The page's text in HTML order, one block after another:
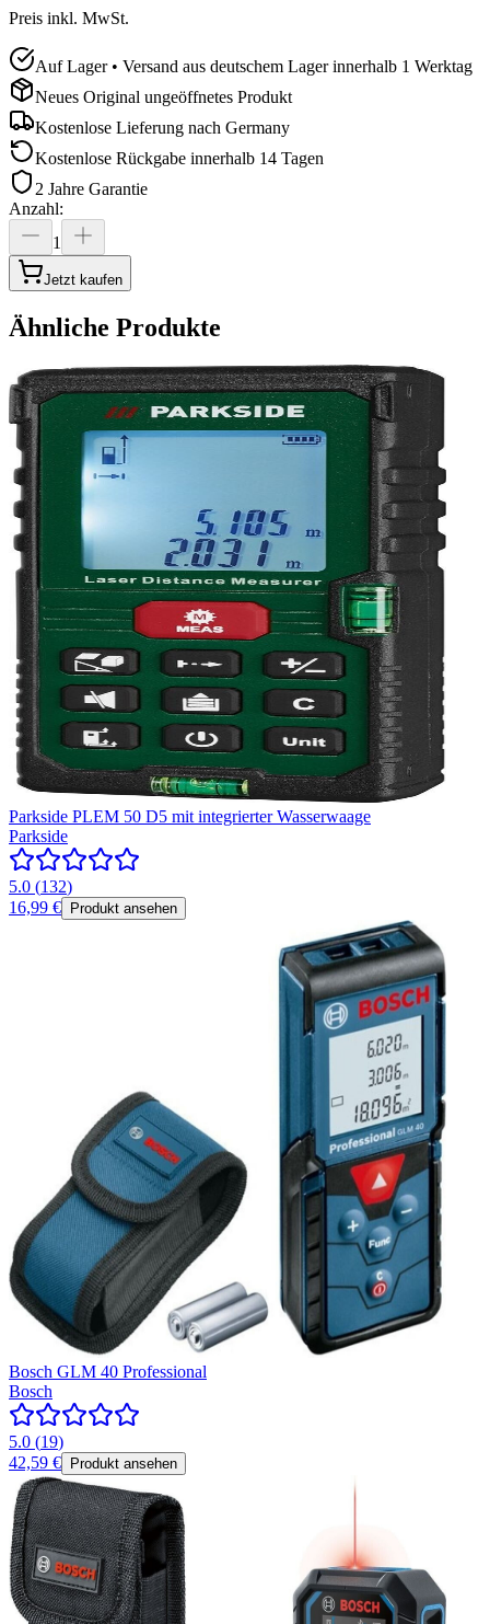
Preis inkl. MwSt.
Auf Lager • Versand aus deutschem Lager innerhalb 1 Werktag
Neues Original ungeöffnetes Produkt
Kostenlose Lieferung nach Germany
Kostenlose Rückgabe innerhalb 14 Tagen
2 Jahre Garantie
Anzahl:
1
Jetzt kaufen
Ähnliche Produkte
Parkside PLEM 50 D5 mit integrierter Wasserwaage
Parkside
5.0 (132)
16,99 €
Produkt ansehen
Bosch GLM 40 Professional
Bosch
5.0 (19)
42,59 €
Produkt ansehen